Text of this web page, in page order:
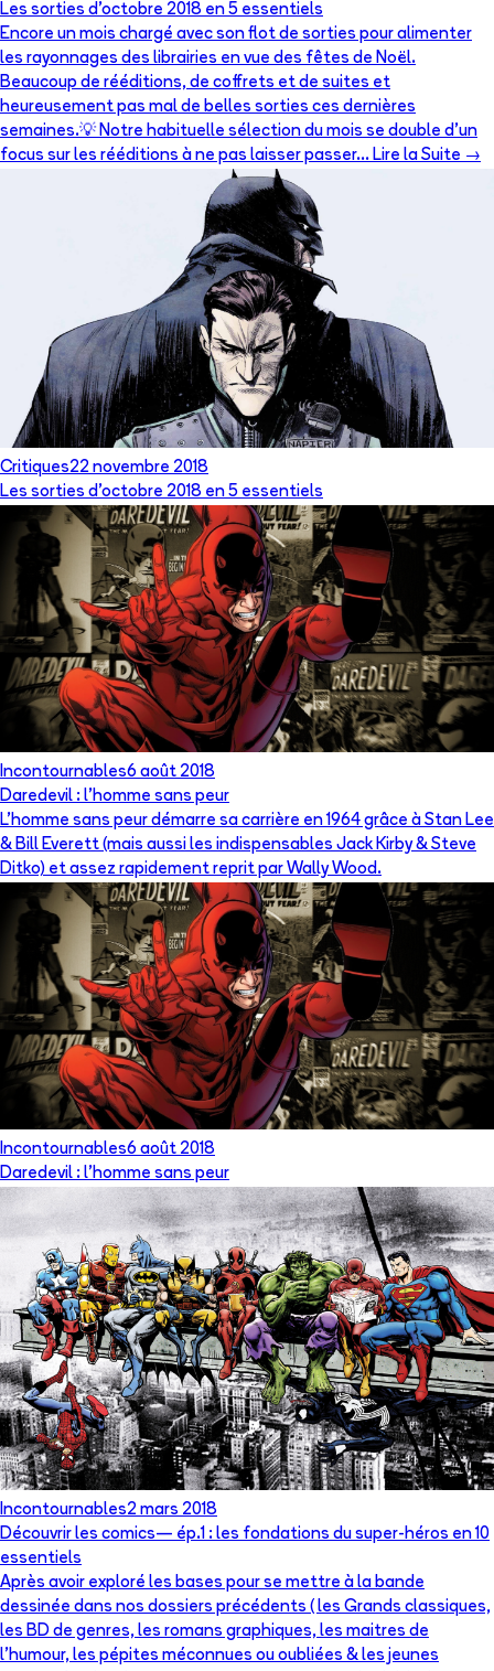
Les sorties d’octobre 2018 en 5 essentiels
Encore un mois chargé avec son flot de sorties pour alimenter
les rayonnages des librairies en vue des fêtes de Noël.
Beaucoup de rééditions, de coffrets et de suites et
heureusement pas mal de belles sorties ces dernières
semaines.💡 Notre habituelle sélection du mois se double d’un
focus sur les rééditions à ne pas laisser passer… Lire la Suite →
Critiques22 novembre 2018
Les sorties d’octobre 2018 en 5 essentiels
Incontournables6 août 2018
Daredevil : l’homme sans peur
L’homme sans peur démarre sa carrière en 1964 grâce à Stan Lee
& Bill Everett (mais aussi les indispensables Jack Kirby & Steve
Ditko) et assez rapidement reprit par Wally Wood.
Incontournables6 août 2018
Daredevil : l’homme sans peur
Incontournables2 mars 2018
Découvrir les comics— ép.1 : les fondations du super-héros en 10
essentiels
Après avoir exploré les bases pour se mettre à la bande
dessinée dans nos dossiers précédents ( les Grands classiques,
les BD de genres, les romans graphiques, les maitres de
l’humour, les pépites méconnues ou oubliées & les jeunes